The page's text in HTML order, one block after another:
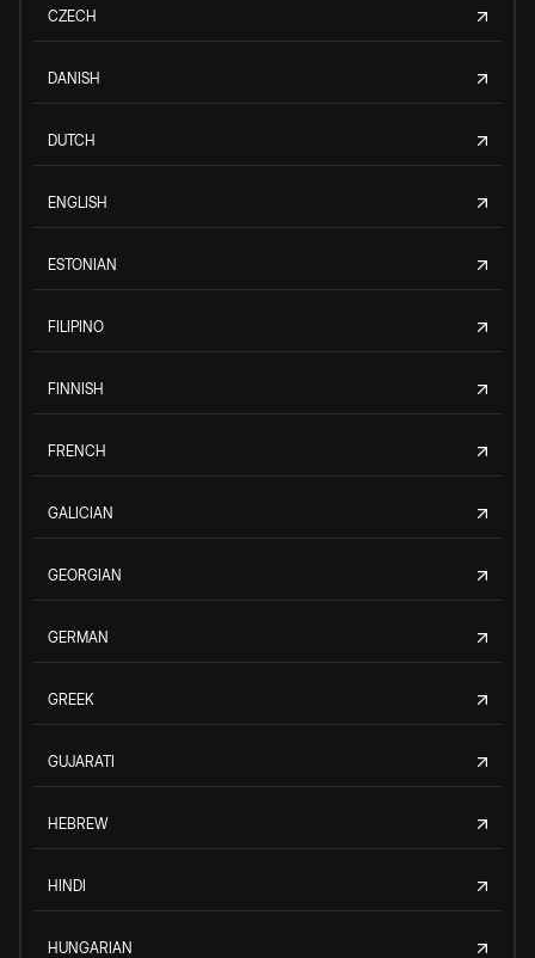
CZECH
DANISH
DUTCH
ENGLISH
ESTONIAN
FILIPINO
FINNISH
FRENCH
GALICIAN
GEORGIAN
GERMAN
GREEK
GUJARATI
HEBREW
HINDI
HUNGARIAN